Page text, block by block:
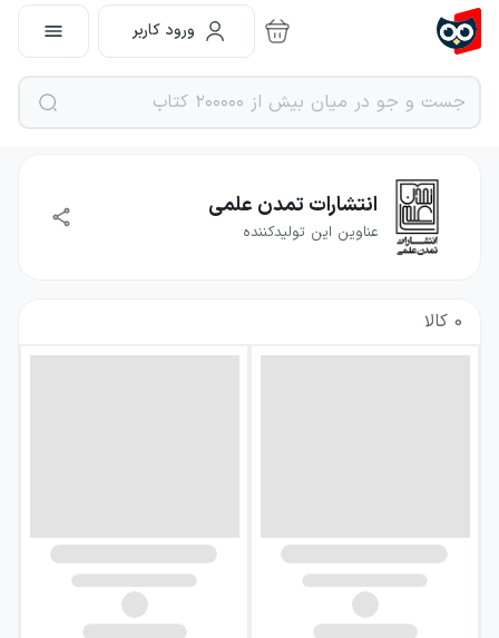
ورود کاربر
انتشارات تمدن علمی
عناوین این تولیدکننده
0 کالا